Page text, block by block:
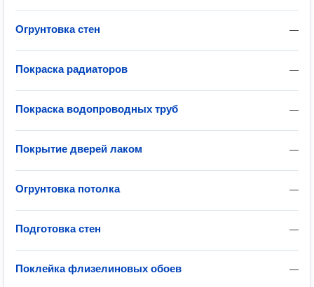
—
Огрунтовка стен
—
Покраска радиаторов
—
Покраска водопроводных труб
—
Покрытие дверей лаком
—
Огрунтовка потолка
—
Подготовка стен
—
Поклейка флизелиновых обоев